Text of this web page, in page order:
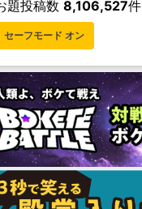
題投稿数 8,106,527件
セーフモード オン